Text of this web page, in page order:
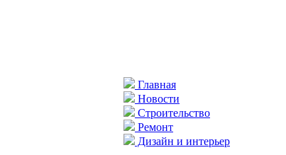
Главная
Новости
Строительство
Ремонт
Дизайн и интерьер